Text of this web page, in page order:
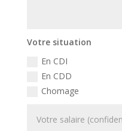
Votre situation
En CDI
En CDD
Chomage